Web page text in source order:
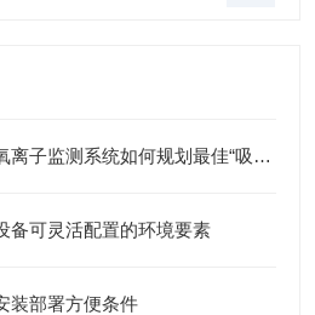
从数据到体验：景区负氧离子监测系统如何规划最佳“吸氧”路线？
备可灵活配置的环境要素
装部署方便条件